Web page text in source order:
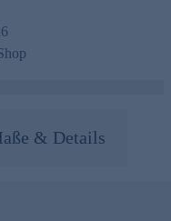
& Details